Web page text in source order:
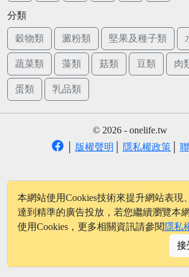
分類
穀物類 澱粉類 堅果及種子類
蔬菜類 藻類 菇類 豆類 肉
蛋類 乳品類
© 2026 - onelife.tw
版權聲明 隱私權政策│
本網站使用Cookies技術來提升網站表現
達到精準的廣告投放，若您繼續瀏覽本
使用Cookies，更多相關資訊請參閱 隱私
接